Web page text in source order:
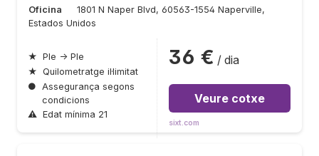
Oficina
1801 N Naper Blvd, 60563-1554 Naperville,
Estados Unidos
★ Ple → Ple
★ Quilometratge il·limitat
● Assegurança segons
condicions
⚠ Edat mínima 21
36 € / dia
Veure cotxe
sixt.com